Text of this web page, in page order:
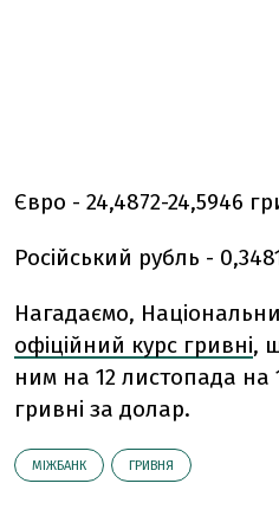
Євро - 24,4872-24,5946
Російський рубль -
Нагадаємо,
офіційний курс гривні,
ним на 12 листопада на
гривні за долар.
МІЖБАНК ГРИВНЯ